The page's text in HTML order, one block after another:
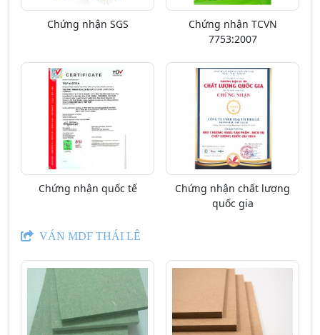
Chứng nhận SGS
Chứng nhận TCVN
7753:2007
Chứng nhận quốc tế
Chứng nhận chất lượng
quốc gia
VÁN MDF THÁI LÊ